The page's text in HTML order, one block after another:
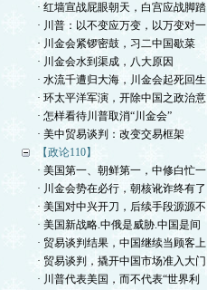
· 红墙宣战屁眼朝天，白宫应战脚踏
· 川普：以不变应万变，以万变对一
· 川金会紧锣密鼓，习二中国歇菜
· 川金会水到渠成，八大原因
· 水流千遭归大海，川金会起死回生
· 环太平洋军演，开除中国之政治意
· 怎样看待川普取消“川金会”
· 美中贸易谈判：改变交易框架
【政论110】
· 美国第一、朝鲜第一，中修白忙一
· 川金会势在必行，朝核讹诈终有了
· 美国对中兴开刀，后续手段源源不
· 美国新战略.中俄是威胁.中国是间
· 贸易谈判结果，中国继续当顾客上
· 贸易谈判，撬开中国市场准入大门
· 川普代表美国，而不代表“世界利